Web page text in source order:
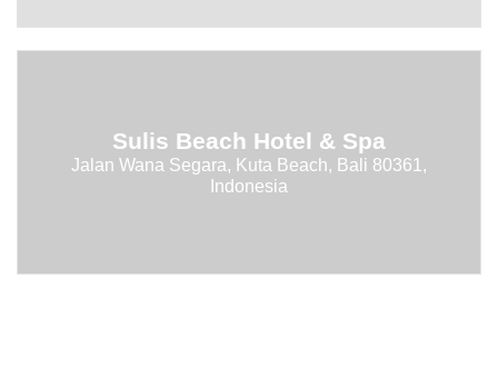
Sulis Beach Hotel & Spa
Jalan Wana Segara, Kuta Beach, Bali 80361,
Indonesia